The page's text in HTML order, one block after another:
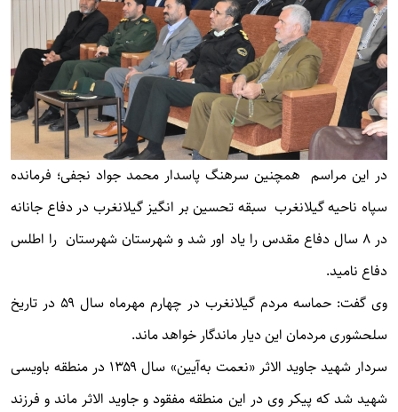
در این مراسم همچنین سرهنگ پاسدار محمد جواد نجفی؛ فرمانده
سپاه ناحیه گیلانغرب سبقه تحسین بر انگیز گیلانغرب در دفاع جانانه
در ۸ سال دفاع مقدس را یاد اور شد و شهرستان شهرستان را اطلس
دفاع نامید.
وی گفت: حماسه مردم گیلانغرب در چهارم مهرماه سال ۵۹ در تاریخ
سلحشوری مردمان این دیار ماندگار خواهد ماند.
سردار شهید جاوید الاثر «نعمت به‌آیین» سال ۱۳۵۹ در منطقه باویسی
شهید شد که پیکر وی در این منطقه مفقود و جاوید الاثر ماند و فرزند